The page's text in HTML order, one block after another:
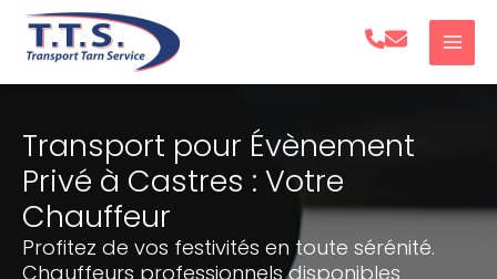
Aller
Transport pour Évènement
Privé à Castres : Votre
Chauffeur
Profitez de vos festivités en toute sérénité.
Chauffeurs professionnels disponibles